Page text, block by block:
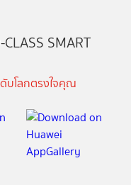
SMART
บโลกตรงใจคุณ